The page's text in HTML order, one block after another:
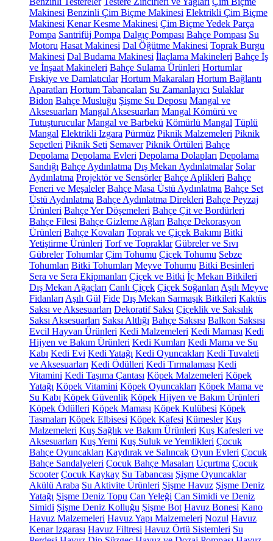
Makinesi Benzinli Çim Biçme Makinesi Elektrikli Çim Biçme
Makinesi Kenar Kesme Makinesi Çim Biçme Yedek Parça
Pompa Santrifüj Pompa Dalgıç Pompası Bahçe Pompası Su
Motoru Hasat Makinesi Dal Öğütme Makinesi Toprak Burgu
Makinesi Dal Budama Makinesi İlaçlama Makineleri Bahçe İş
ve İnşaat Makineleri Bahçe Sulama Ürünleri Hortumlar
Fıskiye ve Damlatıcılar Hortum Makaraları Hortum Bağlantı
Aparatları Hortum Tabancaları Su Zamanlayıcı Sulaklar
Bidon Bahçe Musluğu Şişme Su Deposu Mangal ve
Aksesuarları Mangal Aksesuarları Mangal Kömürü ve
Tutuşturucular Mangal ve Barbekü Kömürlü Mangal Tüplü
Mangal Elektrikli Izgara Pürmüz Piknik Malzemeleri Piknik
Sepetleri Piknik Seti Semaver Piknik Örtüleri Bahçe
Depolama Depolama Evleri Depolama Dolapları Depolama
Sandığı Bahçe Aydınlatma Dış Mekan Aydınlatmalar Solar
Aydınlatma Projektör ve Sensörler Bahçe Aplikleri Bahçe
Feneri ve Meşaleler Bahçe Masa Üstü Aydınlatma Bahçe Set
Üstü Aydınlatma Bahçe Aydınlatma Direkleri Bahçe Peyzaj
Ürünleri Bahçe Yer Döşemeleri Bahçe Çit ve Bordürleri
Bahçe Filesi Bahçe Gizleme Ağları Bahçe Dekorasyon
Ürünleri Bahçe Kovaları Toprak ve Çiçek Bakımı Bitki
Yetiştirme Ürünleri Torf ve Topraklar Gübreler ve Sıvı
Gübreler Tohumlar Çim Tohumu Çiçek Tohumu Sebze
Tohumları Bitki Tohumları Meyve Tohumu Bitki Besinleri
Sera ve Sera Ekipmanları Çiçek ve Bitki İç Mekan Bitkileri
Dış Mekan Ağaçları Canlı Çiçek Çiçek Soğanları Aşılı Meyve
Fidanları Aşılı Gül Fide Dış Mekan Sarmaşık Bitkileri Kaktüs
Saksı ve Aksesuarları Dekoratif Saksı Çiçeklik ve Saksılık
Saksı Aksesuarları Saksı Altlığı Bahçe Saksısı Balkon Saksısı
Evcil Hayvan Ürünleri Kedi Malzemeleri Kedi Maması Kedi
Hijyen ve Bakım Ürünleri Kedi Kumları Kedi Mama ve Su
Kabı Kedi Evi Kedi Yatağı Kedi Oyuncakları Kedi Tuvaleti
ve Aksesuarları Kedi Ödülleri Kedi Tırmalaması Kedi
Vitamini Kedi Taşıma Çantası Köpek Malzemeleri Köpek
Yatağı Köpek Vitamini Köpek Oyuncakları Köpek Mama ve
Su Kabı Köpek Güvenlik Köpek Hijyen ve Bakım Ürünleri
Köpek Ödülleri Köpek Maması Köpek Kulübesi Köpek
Tasmaları Köpek Elbisesi Köpek Kafesi Kümesler Kuş
Malzemeleri Kuş Sağlık ve Bakım Ürünleri Kuş Kafesleri ve
Aksesuarları Kuş Yemi Kuş Suluk ve Yemlikleri Çocuk
Bahçe Oyuncakları Kaydırak ve Salıncak Oyun Evleri Çocuk
Bahçe Sandalyeleri Çocuk Bahçe Masaları Uçurtma Çocuk
Scooter Çocuk Kaykay Su Tabancası Şişme Oyuncaklar
Akülü Araba Su Aktivite Ürünleri Şişme Havuz Şişme Deniz
Yatağı Şişme Deniz Topu Can Yeleği Can Simidi ve Deniz
Simidi Şişme Deniz Kolluğu Şişme Bot Havuz Bonesi Kano
Havuz Malzemeleri Havuz Yapı Malzemeleri Nozul Havuz
Kenar Izgarası Havuz Filtresi Havuz Örtü Sistemleri Su